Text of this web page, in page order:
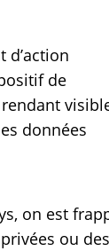
de
données
on est
ou des